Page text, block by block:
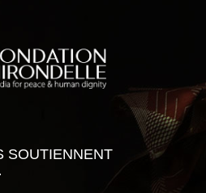
SOUTIENNENT